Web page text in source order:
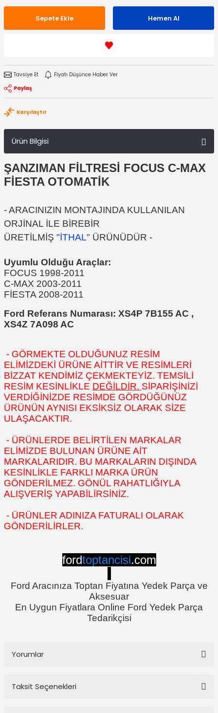
Sepete Ekle Hemen Al
Tavsiye Et
Fiyatı Düşünce Haber Ver
Paylaş
Karşılaştır
Ürün Bilgisi
ŞANZIMAN FİLTRESİ FOCUS C-MAX
FİESTA OTOMATİK
- ARACINIZIN MONTAJINDA KULLANILAN
ORJİNAL İLE BİREBİR
ÜRETİLMİŞ "İTHAL" ÜRÜNÜDÜR -
Uyumlu Olduğu Araçlar:
FOCUS 1998-2011
C-MAX 2003-2011
FİESTA 2008-2011
Ford Referans Numarası: XS4P 7B155 AC ,
XS4Z 7A098 AC
- GÖRMEKTE OLDUĞUNUZ RESİM
ELİMİZDEKİ ÜRÜNE AİTTİR VE RESİMLERİ
BİZZAT KENDİMİZ ÇEKMEKTEYİZ. TEMSİLİ
RESİM KESİNLİKLE DEĞİLDİR. SİPARİŞİNİZİ
VERDİĞİNİZDE RESİMDE GÖRDÜĞÜNÜZ
ÜRÜNÜN AYNISI EKSİKSİZ OLARAK SİZE
ULAŞACAKTIR.
- ÜRÜNLERDE BELİRTİLEN MARKALAR
ELİMİZDE BULUNAN ÜRÜNE AİT
MARKALARIDIR. BU MARKALARIN DIŞINDA
KESİNLİKLE FARKLI MARKA ÜRÜN
GÖNDERİLMEZ. GÖNÜL RAHATLIĞIYLA
ALIŞVERİŞ YAPABİLİRSİNİZ.
- ÜRÜNLER ADINIZA FATURALI OLARAK
GÖNDERİLİRLER.
fordtoptancisi.com
Ford Aracınıza Toptan Fiyatına Yedek Parça ve
Aksesuar
En Uygun Fiyatlara Online Ford Yedek Parça
Tedarikçisi
Yorumlar
Taksit Seçenekleri